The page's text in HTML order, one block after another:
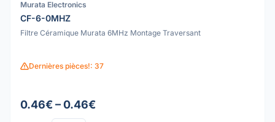
Murata Electronics
CF-6-0MHZ
Filtre Céramique Murata 6MHz Montage Traversant
Dernières pièces!: 37
0.46€ – 0.46€